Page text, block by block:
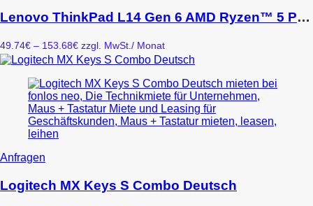
weist
mehrere
auf.
Die
Optionen
können
auf
der
Produktseite
gewählt
Lenovo ThinkPad L14 Gen 6 AMD Ryzen™ 5 PRO 215 Laptop 14″ 32 GB DDR5-SDRAM 512 GB SSD Wi-Fi 7 Win11 Pro Schwarz
49.74€ – 153.68€Preisspanne:
49.74€
153.68€
zzgl. MwSt./ Monat
Anfragen
weist
mehrere
Logitech MX Keys S Combo Deutsch